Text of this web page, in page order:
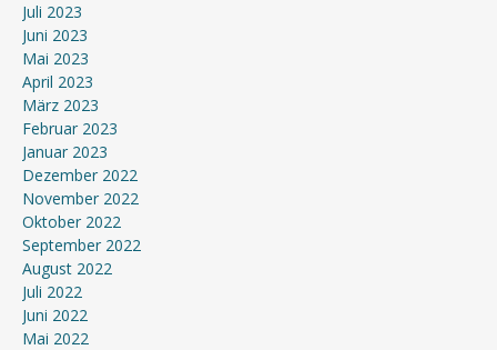
Juli 2023
Juni 2023
Mai 2023
April 2023
März 2023
Februar 2023
Januar 2023
Dezember 2022
November 2022
Oktober 2022
September 2022
August 2022
Juli 2022
Juni 2022
Mai 2022